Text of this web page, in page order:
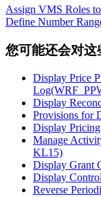
Assign VMS Roles
Define Number
您可能还会对这
Display Price
Display
Provisions for
Display
Manage
KL15)
Display Grant
Display
Reverse